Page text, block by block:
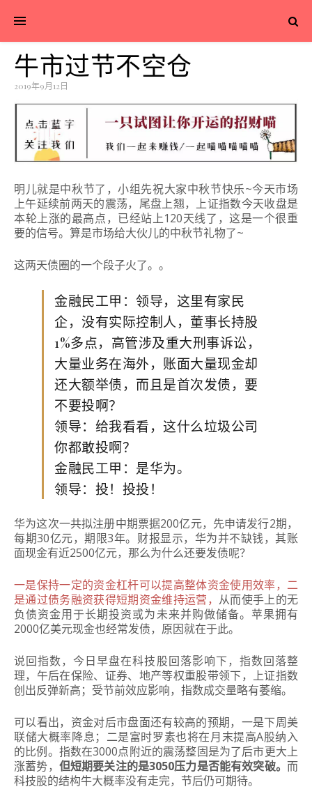
牛市过节不空仓
2019年9月12日
明儿就是中秋节了，小组先祝大家中秋节快乐~今天市场
上午延续前两天的震荡，尾盘上翘，上证指数今天收盘是
本轮上涨的最高点，已经站上120天线了，这是一个很重
要的信号。算是市场给大伙儿的中秋节礼物了~
这两天债圈的一个段子火了。。
金融民工甲：领导，这里有家民
企，没有实际控制人，董事长持股
1%多点，高管涉及重大刑事诉讼，
大量业务在海外，账面大量现金却
还大额举债，而且是首次发债，要
不要投啊？
领导：给我看看，这什么垃圾公司
你都敢投啊？
金融民工甲：是华为。
领导：投！投投！
华为这次一共拟注册中期票据200亿元，先申请发行2期，
每期30亿元，期限3年。财报显示，华为并不缺钱，其账
面现金有近2500亿元，那么为什么还要发债呢？
一是保持一定的资金杠杆可以提高整体资金使用效率，二
是通过债务融资获得短期资金维持运营， 从而使手上的无
负债资金用于长期投资或为未来并购做储备。 苹果拥有
2000亿美元现金也经常发债，原因就在于此。
说回指数，今日早盘在科技股回落影响下，指数回落整
理，午后在保险、证券、地产等权重股带领下，上证指数
创出反弹新高；受节前效应影响，指数成交量略有萎缩。
可以看出，资金对后市盘面还有较高的预期，一是下周美
联储大概率降息；二是富时罗素也将在月末提高A股纳入
的比例。指数在3000点附近的震荡整固是为了后市更大上
涨蓄势， 但短期要关注的是3050压力是否能有效突破。 而
科技股的结构牛大概率没有走完，节后仍可期待。